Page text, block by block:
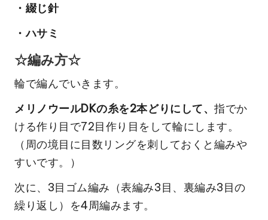
・綴じ針
・ハサミ
☆編み方☆
輪で編んでいきます。
メリノウールDKの糸を2本どりにして、指でか
ける作り目で72目作り目をして輪にします。
（周の境目に目数リングを刺しておくと編みや
すいです。）
次に、3目ゴム編み（表編み3目、裏編み3目の
繰り返し）を4周編みます。